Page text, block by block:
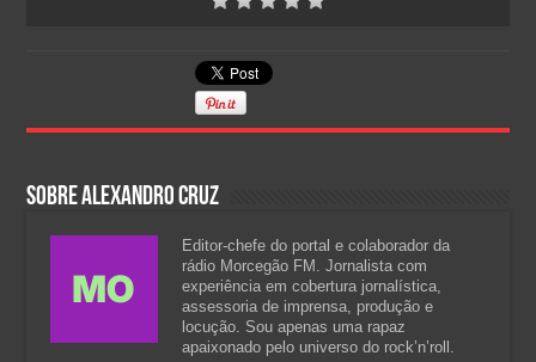
Sobre Alexandro Cruz
Editor-chefe do portal e colaborador da
rádio Morcegão FM. Jornalista com
experiência em cobertura jornalística,
assessoria de imprensa, produção e
locução. Sou apenas uma rapaz
apaixonado pelo universo do rock’n’roll.